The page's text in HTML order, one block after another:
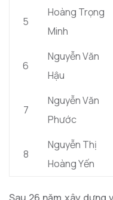
5
Hoàng Trọng
Minh
6
Nguyễn Văn
Hậu
7
Nguyễn Văn
Phước
8
Nguyễn Thị
Hoàng Yến